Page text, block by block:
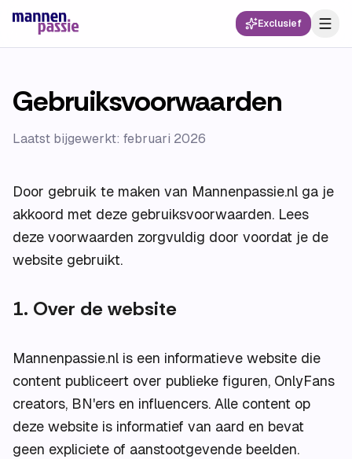
Exclusief
Gebruiksvoorwaarden
Laatst bijgewerkt: februari 2026
Door gebruik te maken van Mannenpassie.nl ga je
akkoord met deze gebruiksvoorwaarden. Lees
deze voorwaarden zorgvuldig door voordat je de
website gebruikt.
1. Over de website
Mannenpassie.nl is een informatieve website die
content publiceert over publieke figuren, OnlyFans
creators, BN'ers en influencers. Alle content op
deze website is informatief van aard en bevat
geen expliciete of aanstootgevende beelden.